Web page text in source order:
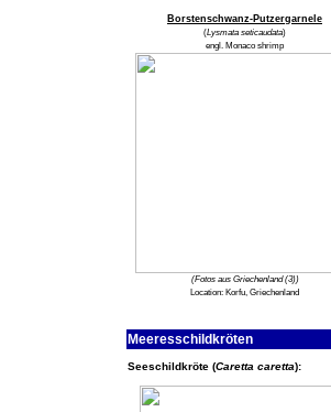
Borstenschwanz-Putzergarnele
(Lysmata seticaudata)
engl. Monaco shrimp
(Fotos aus Griechenland (3))
Location: Korfu, Griechenland
Meeresschildkröten
Seeschildkröte (Caretta caretta):